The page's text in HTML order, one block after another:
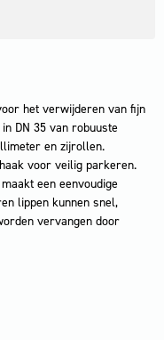
het verwijderen van fijn
DN 35 van robuuste
en zijrollen.
voor veilig parkeren.
een eenvoudige
lippen kunnen snel,
vervangen door